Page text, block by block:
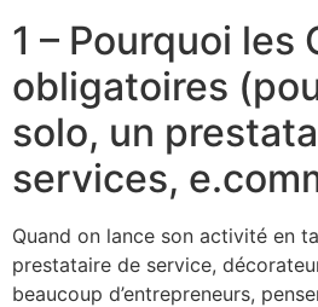
1 – Pourquoi les
obligatoires
solo, un
services,
Quand on lance son activité en
prestataire de service,
beaucoup d’entrepreneurs,